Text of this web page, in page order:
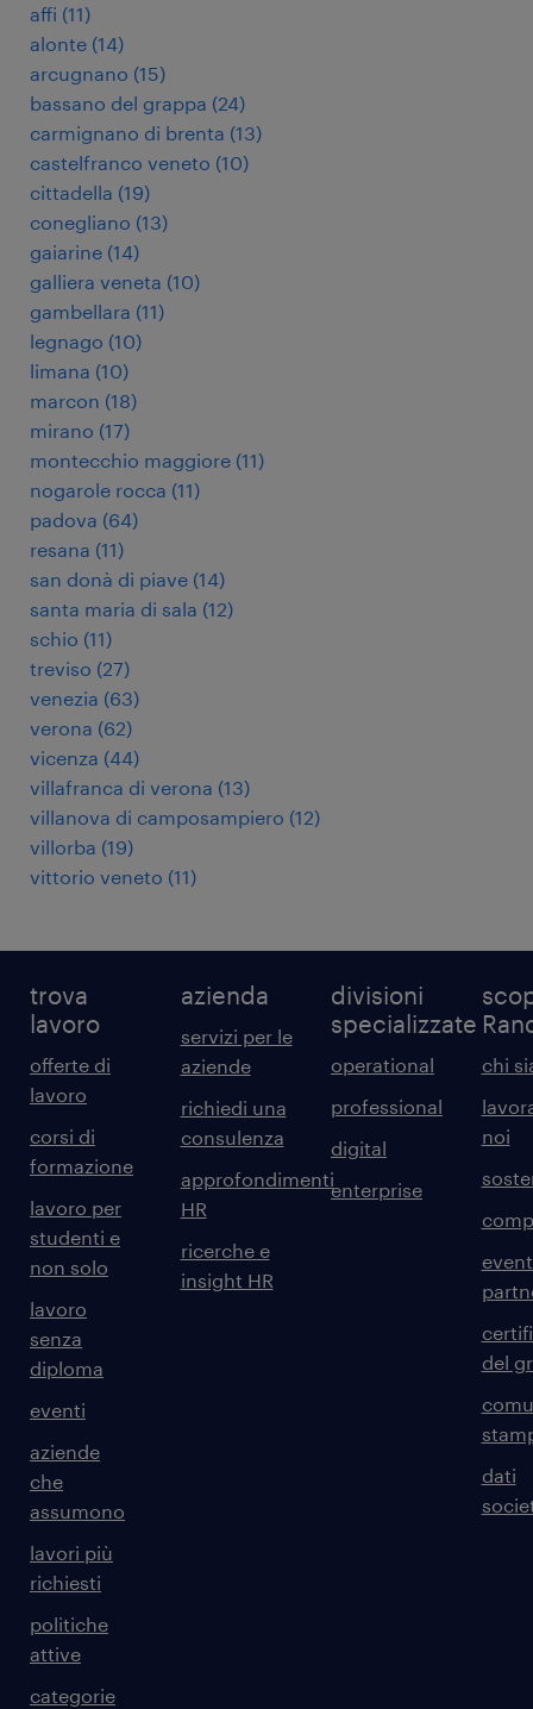
affi (11)
alonte (14)
arcugnano (15)
bassano del grappa (24)
carmignano di brenta (13)
castelfranco veneto (10)
cittadella (19)
conegliano (13)
gaiarine (14)
galliera veneta (10)
gambellara (11)
legnago (10)
limana (10)
marcon (18)
mirano (17)
montecchio maggiore (11)
nogarole rocca (11)
padova (64)
resana (11)
san donà di piave (14)
santa maria di sala (12)
schio (11)
treviso (27)
venezia (63)
verona (62)
vicenza (44)
villafranca di verona (13)
villanova di camposampiero (12)
villorba (19)
vittorio veneto (11)
trova
lavoro
offerte di
lavoro
corsi di
formazione
lavoro per
studenti e
non solo
lavoro
senza
diploma
eventi
aziende
che
assumono
lavori più
richiesti
politiche
attive
categorie
azienda
servizi per le
aziende
richiedi una
consulenza
approfondimenti
HR
ricerche e
insight HR
divisioni
specializzate
operational
professional
digital
enterprise
chi
noi
del
dati